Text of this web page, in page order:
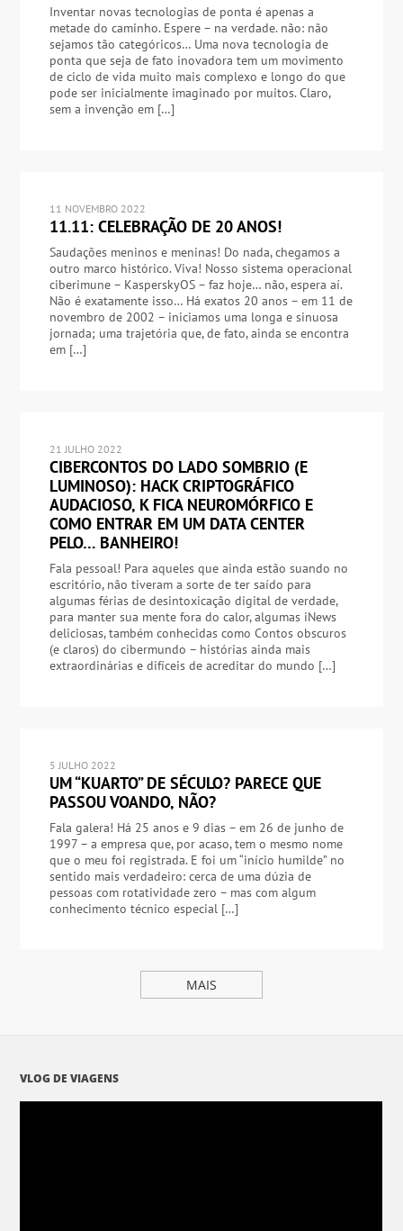
Inventar novas tecnologias de ponta é apenas a
metade do caminho. Espere – na verdade. não: não
sejamos tão categóricos… Uma nova tecnologia de
ponta que seja de fato inovadora tem um movimento
de ciclo de vida muito mais complexo e longo do que
pode ser inicialmente imaginado por muitos. Claro,
sem a invenção em […]
11 NOVEMBRO 2022
11.11: CELEBRAÇÃO DE 20 ANOS!
Saudações meninos e meninas! Do nada, chegamos a
outro marco histórico. Viva! Nosso sistema operacional
ciberimune – KasperskyOS – faz hoje… não, espera aí.
Não é exatamente isso… Há exatos 20 anos – em 11 de
novembro de 2002 – iniciamos uma longa e sinuosa
jornada; uma trajetória que, de fato, ainda se encontra
em […]
21 JULHO 2022
CIBERCONTOS DO LADO SOMBRIO (E
LUMINOSO): HACK CRIPTOGRÁFICO
AUDACIOSO, K FICA NEUROMÓRFICO E
COMO ENTRAR EM UM DATA CENTER
PELO… BANHEIRO!
Fala pessoal! Para aqueles que ainda estão suando no
escritório, não tiveram a sorte de ter saído para
algumas férias de desintoxicação digital de verdade,
para manter sua mente fora do calor, algumas iNews
deliciosas, também conhecidas como Contos obscuros
(e claros) do cibermundo – histórias ainda mais
extraordinárias e difíceis de acreditar do mundo […]
5 JULHO 2022
UM “KUARTO” DE SÉCULO? PARECE QUE
PASSOU VOANDO, NÃO?
Fala galera! Há 25 anos e 9 dias – em 26 de junho de
1997 – a empresa que, por acaso, tem o mesmo nome
que o meu foi registrada. E foi um “início humilde” no
sentido mais verdadeiro: cerca de uma dúzia de
pessoas com rotatividade zero – mas com algum
conhecimento técnico especial […]
MAIS
VLOG DE VIAGENS